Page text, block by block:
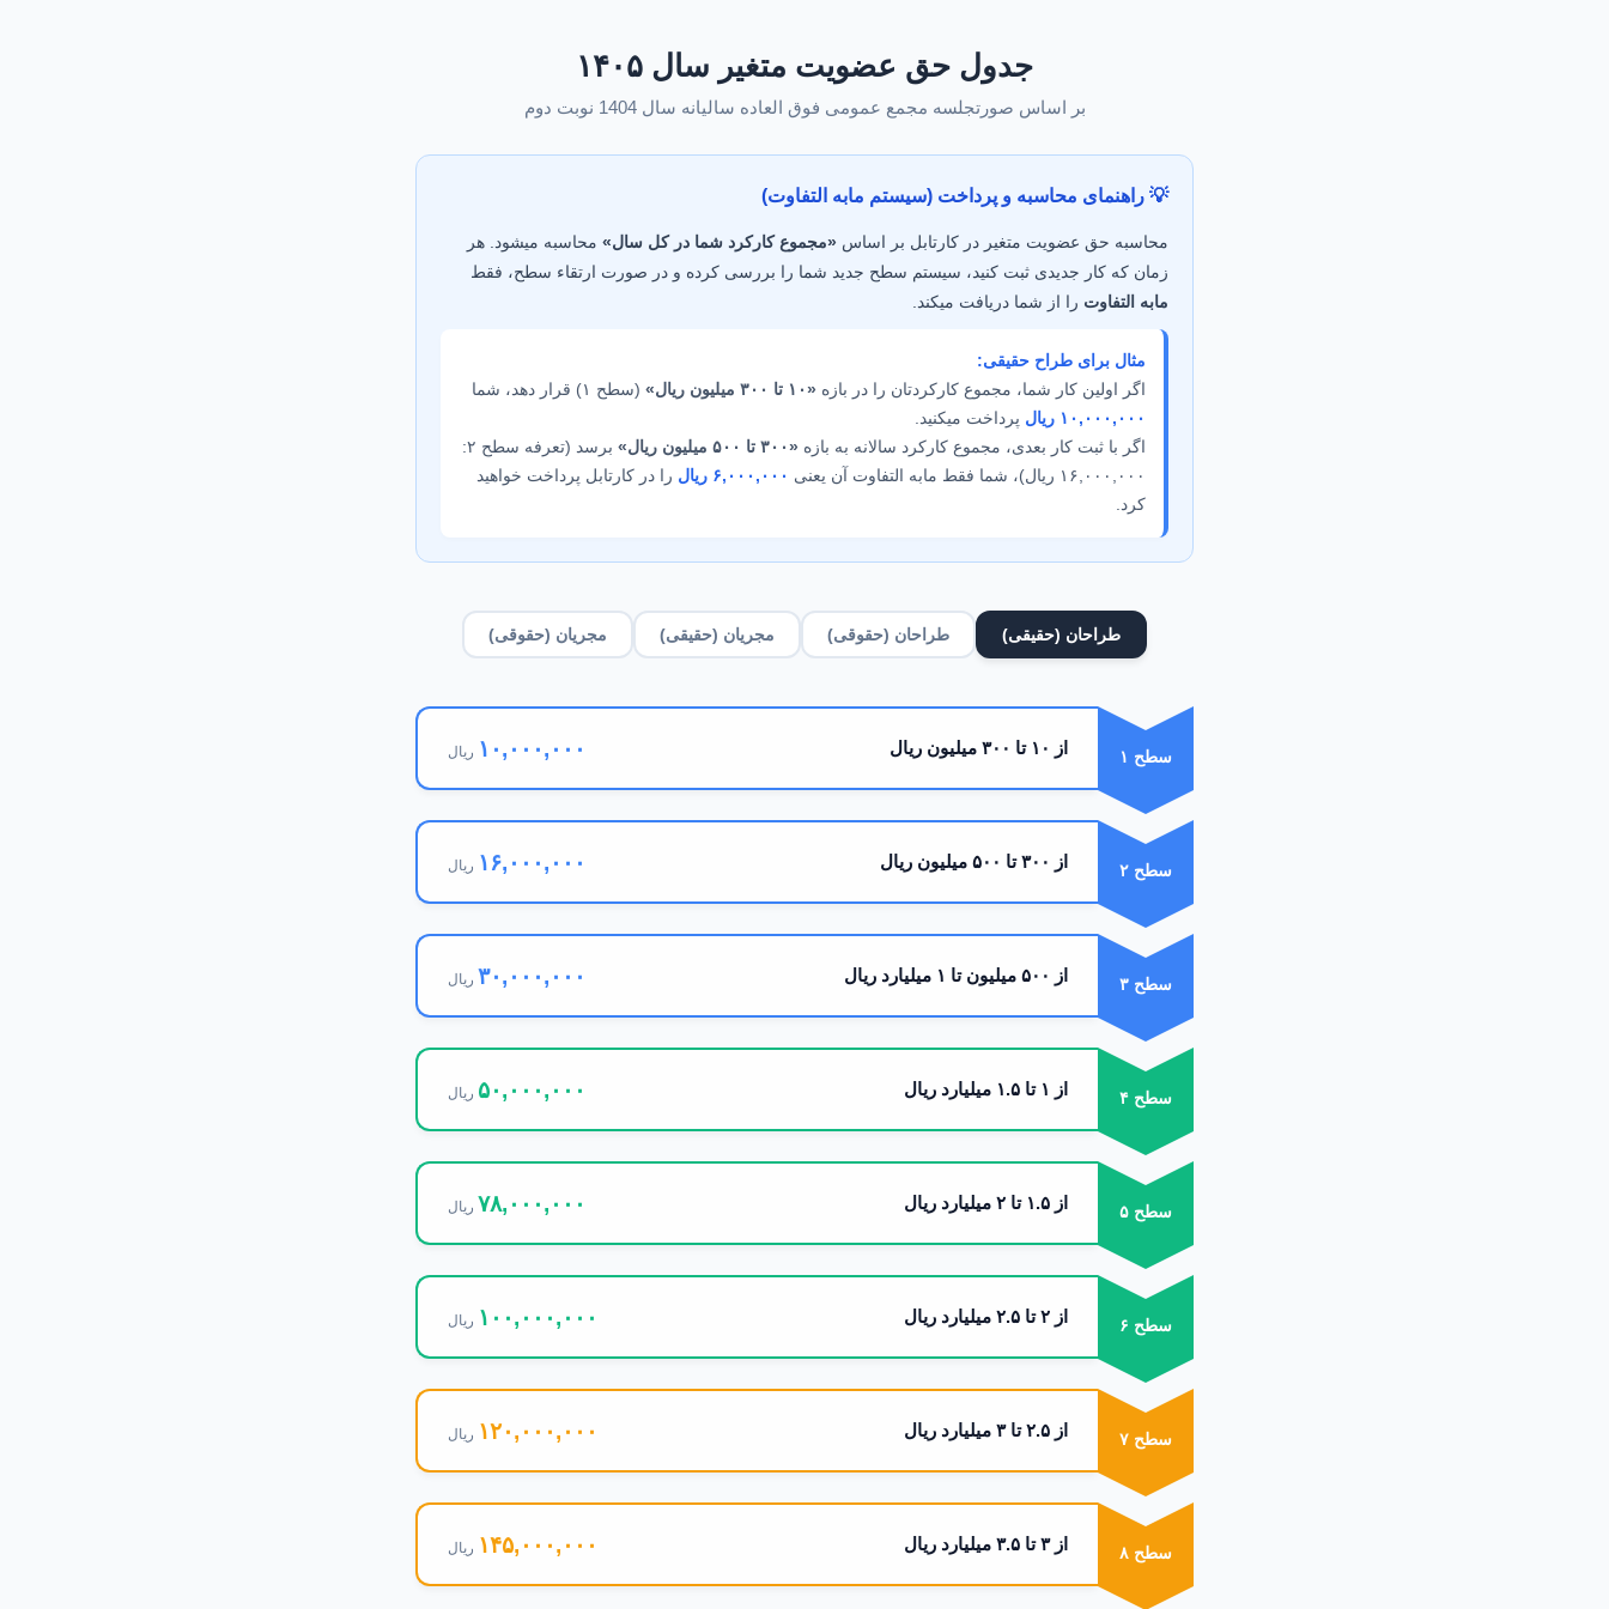
جدول حق عضویت متغیر سال ۱۴۰۵
بر اساس صورتجلسه مجمع عمومی فوق العاده سالیانه سال 1404 نوبت دوم
💡 راهنمای محاسبه و پرداخت (سیستم مابه التفاوت)
محاسبه حق عضویت متغیر در کارتابل بر اساس «مجموع کارکرد شما در کل سال» محاسبه میشود. هر
زمان که کار جدیدی ثبت کنید، سیستم سطح جدید شما را بررسی کرده و در صورت ارتقاء سطح، فقط
مابه التفاوت را از شما دریافت میکند.
مثال برای طراح حقیقی:
اگر اولین کار شما، مجموع کارکردتان را در بازه «۱۰ تا ۳۰۰ میلیون ریال»
(سطح ۱) قرار دهد، شما
۱۰,۰۰۰,۰۰۰ ریال
پرداخت میکنید.
اگر با ثبت کار بعدی، مجموع کارکرد سالانه به بازه «۳۰۰ تا ۵۰۰ میلیون ریال»
برسد (تعرفه سطح ۲:
۱۶,۰۰۰,۰۰۰ ریال)، شما فقط مابه التفاوت آن یعنی
۶,۰۰۰,۰۰۰ ریال
را در کارتابل پرداخت خواهید
کرد.
طراحان (حقیقی) طراحان (حقوقی) مجریان (حقیقی) مجریان (حقوقی)
سطح ۱ از ۱۰ تا ۳۰۰ میلیون ریال ۱۰,۰۰۰,۰۰۰ ریال
سطح ۲ از ۳۰۰ تا ۵۰۰ میلیون ریال ۱۶,۰۰۰,۰۰۰ ریال
سطح ۳ از ۵۰۰ میلیون تا ۱ میلیارد ریال ۳۰,۰۰۰,۰۰۰ ریال
سطح ۴ از ۱ تا ۱.۵ میلیارد ریال ۵۰,۰۰۰,۰۰۰ ریال
سطح ۵ از ۱.۵ تا ۲ میلیارد ریال ۷۸,۰۰۰,۰۰۰ ریال
سطح ۶ از ۲ تا ۲.۵ میلیارد ریال ۱۰۰,۰۰۰,۰۰۰ ریال
سطح ۷ از ۲.۵ تا ۳ میلیارد ریال ۱۲۰,۰۰۰,۰۰۰ ریال
سطح ۸ از ۳ تا ۳.۵ میلیارد ریال ۱۴۵,۰۰۰,۰۰۰ ریال